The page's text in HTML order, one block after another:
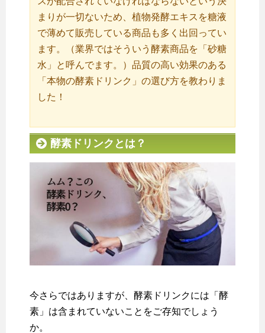
まりが一切ないため、植物発酵エキスを糖液
で薄めて販売している商品も多く出回ってい
ます。（業界ではそういう酵素商品を「砂糖
水」と呼んでます。）品質の高い効果のある
「本物の酵素ドリンク」の選び方を教わりま
した！
酵素ドリンクとは？
今さらではありますが、酵素ドリンクには「酵
素」は含まれていないことをご存知でしょう
か。